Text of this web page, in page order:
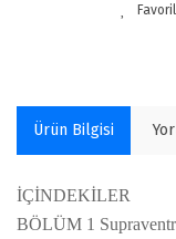
Ürün Bilgisi
İÇİNDEKİLER
BÖLÜM 1